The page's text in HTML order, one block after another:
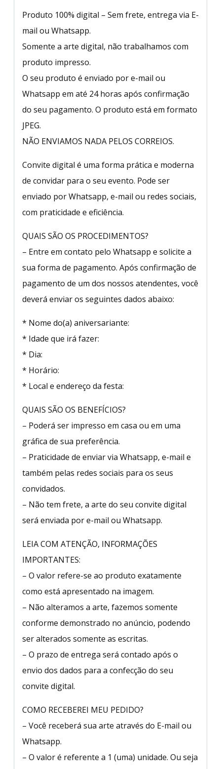
Produto 100% digital – Sem frete, entrega via E-
mail ou Whatsapp.
Somente a arte digital, não trabalhamos com
produto impresso.
O seu produto é enviado por e-mail ou
Whatsapp em até 24 horas após confirmação
do seu pagamento. O produto está em formato
JPEG.
NÃO ENVIAMOS NADA PELOS CORREIOS.
Convite digital é uma forma prática e moderna
de convidar para o seu evento. Pode ser
enviado por Whatsapp, e-mail ou redes sociais,
com praticidade e eficiência.
QUAIS SÃO OS PROCEDIMENTOS?
– Entre em contato pelo Whatsapp e solicite a
sua forma de pagamento. Após confirmação de
pagamento de um dos nossos atendentes, você
deverá enviar os seguintes dados abaixo:
* Nome do(a) aniversariante:
* Idade que irá fazer:
* Dia:
* Horário:
* Local e endereço da festa:
QUAIS SÃO OS BENEFÍCIOS?
– Poderá ser impresso em casa ou em uma
gráfica de sua preferência.
– Praticidade de enviar via Whatsapp, e-mail e
também pelas redes sociais para os seus
convidados.
– Não tem frete, a arte do seu convite digital
será enviada por e-mail ou Whatsapp.
LEIA COM ATENÇÃO, INFORMAÇÕES
IMPORTANTES:
– O valor refere-se ao produto exatamente
como está apresentado na imagem.
– Não alteramos a arte, fazemos somente
conforme demonstrado no anúncio, podendo
ser alterados somente as escritas.
– O prazo de entrega será contado após o
envio dos dados para a confecção do seu
convite digital.
COMO RECEBEREI MEU PEDIDO?
– Você receberá sua arte através do E-mail ou
Whatsapp.
– O valor é referente a 1 (uma) unidade. Ou seja